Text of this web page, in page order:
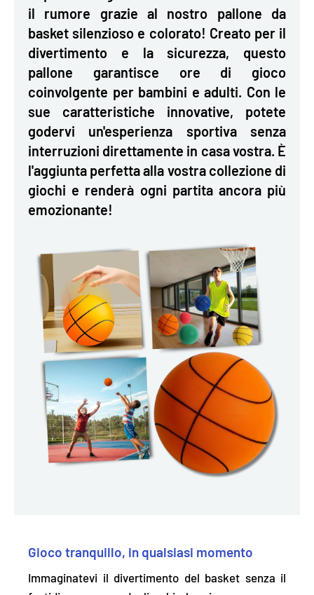
il rumore grazie al nostro pallone da
basket silenzioso e colorato! Creato per il
divertimento e la sicurezza, questo
pallone garantisce ore di gioco
coinvolgente per bambini e adulti. Con le
sue caratteristiche innovative, potete
godervi un'esperienza sportiva senza
interruzioni direttamente in casa vostra. È
l'aggiunta perfetta alla vostra collezione di
giochi e renderà ogni partita ancora più
emozionante!
Gioco tranquillo, in qualsiasi momento
Immaginatevi il divertimento del basket senza il